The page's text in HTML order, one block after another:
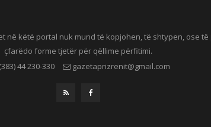
në këtë portal nuk mund të kopjohen, të shtypen, ose
çfarëdo forme tjetër për qëllime përfitimi.
44 230-330
gazetaprizrenit@gmail.com